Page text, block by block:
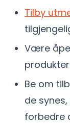
Tilby
Være
Be om
de
forbedre